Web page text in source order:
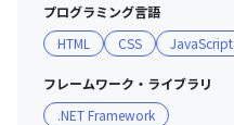
プログラミング言語
HTML
CSS JavaScript
フレームワーク・ライブラリ
.NET Framework